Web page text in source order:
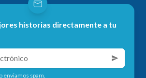
historias directamente a tu
enviamos spam.